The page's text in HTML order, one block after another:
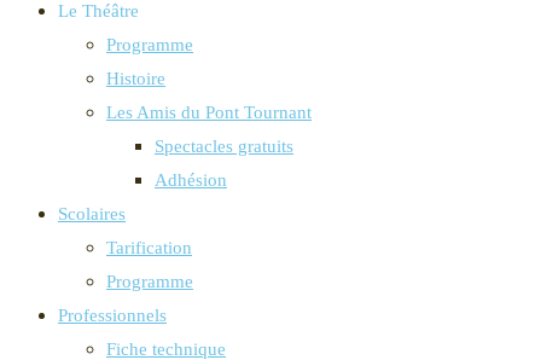
Le Théâtre
Programme
Histoire
Les Amis du Pont Tournant
Spectacles gratuits
Adhésion
Scolaires
Tarification
Programme
Professionnels
Fiche technique